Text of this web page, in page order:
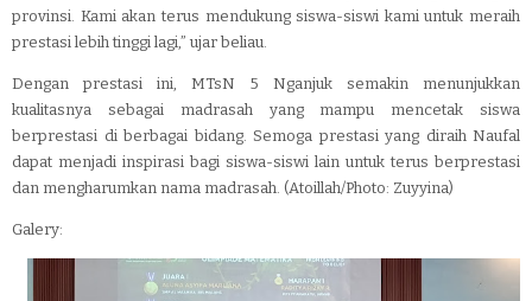
provinsi. Kami akan terus mendukung siswa-siswi kami untuk meraih
prestasi lebih tinggi lagi,” ujar beliau.
Dengan prestasi ini, MTsN 5 Nganjuk semakin menunjukkan
kualitasnya sebagai madrasah yang mampu mencetak siswa
berprestasi di berbagai bidang. Semoga prestasi yang diraih Naufal
dapat menjadi inspirasi bagi siswa-siswi lain untuk terus berprestasi
dan mengharumkan nama madrasah. (Atoillah/Photo: Zuyyina)
Galery: